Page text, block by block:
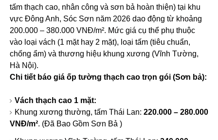
tấm thạch cao, nhân công và sơn bả hoàn thiện) tại khu
vực Đông Anh, Sóc Sơn năm 2026 dao động từ khoảng
200.000 – 380.000 VNĐ/m². Mức giá cụ thể phụ thuộc
vào loại vách (1 mặt hay 2 mặt), loại tấm (tiêu chuẩn,
chống ẩm) và thương hiệu khung xương (Vĩnh Tường,
Hà Nội).
Chi tiết báo giá ốp tường thạch cao trọn gói (Sơn bả):
Vách thạch cao 1 mặt:
Khung xương thường, tấm Thái Lan: 220.000 – 280.000
VNĐ/m². (Đã Bao Gồm Sơn Bả )